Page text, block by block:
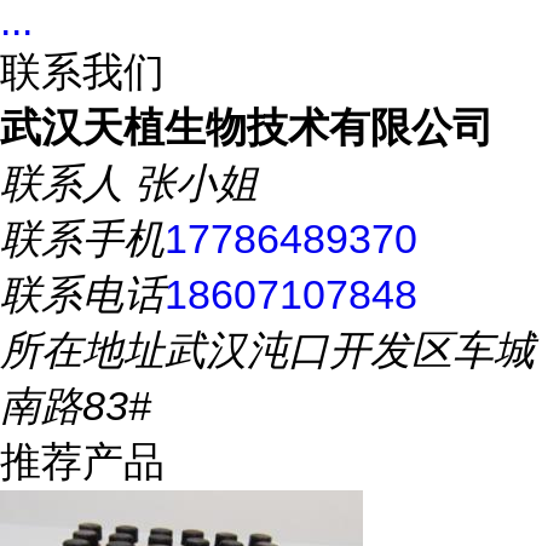
...
联系我们
武汉天植生物技术有限公司
联系人 张小姐
联系手机17786489370
联系电话18607107848
所在地址武汉沌口开发区车城
南路83#
推荐产品